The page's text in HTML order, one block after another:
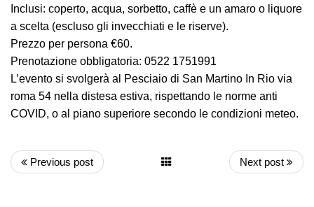
Inclusi: coperto, acqua, sorbetto, caffè e un amaro o liquore
a scelta (escluso gli invecchiati e le riserve).
Prezzo per persona €60.
Prenotazione obbligatoria: 0522 1751991
L’evento si svolgerà al Pesciaio di San Martino In Rio via
roma 54 nella distesa estiva, rispettando le norme anti
COVID, o al piano superiore secondo le condizioni meteo.
Previous post Next post